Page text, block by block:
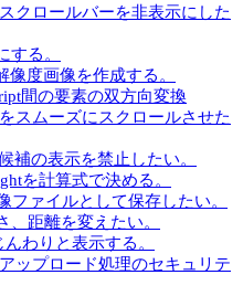
クロールバーを非表示にした
する。
像度画像を作成する。
間の要素の双方向変換
スムーズにスクロールさせた
補の表示を禁止したい。
を計算式で決める。
ファイルとして保存したい。
、距離を変えたい。
わりと表示する。
ップロード処理のセキュリテ